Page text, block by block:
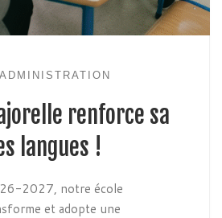
ADMINISTRATION
renforce sa
langues !
2027, notre école
et adopte une